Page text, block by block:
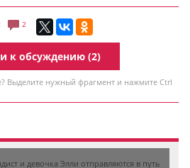
2
к обсуждению (2)
Выделите нужный фрагмент и нажмите Ctrl